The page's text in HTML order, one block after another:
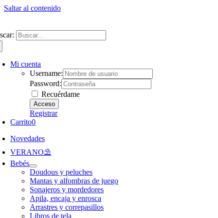
Saltar al contenido
Mi cuenta
Username:
Password:
Recuérdame
Registrar
Carrito0
Novedades
VERANO⛱️​
Bebés
Doudous y peluches
Mantas y alfombras de juego
Sonajeros y mordedores
Apila, encaja y enrosca
Arrastres y correpasillos
Libros de tela